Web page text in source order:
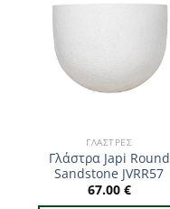
ΓΛΆΣΤΡΕΣ
Γλάστρα Japi Round
Sandstone JVRR57
67.00 €